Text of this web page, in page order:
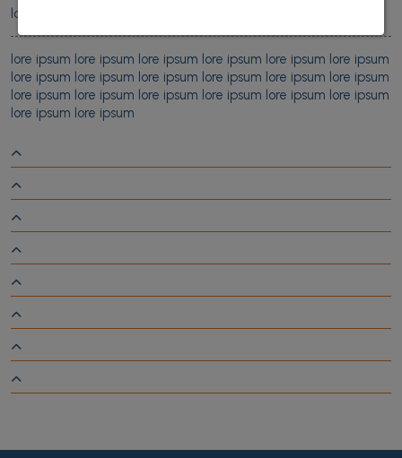
lore ipsum lore ipsum
lore ipsum lore ipsum lore ipsum lore ipsum lore ipsum lore ipsum
lore ipsum lore ipsum lore ipsum lore ipsum lore ipsum lore ipsum
lore ipsum lore ipsum lore ipsum lore ipsum lore ipsum lore ipsum
lore ipsum lore ipsum